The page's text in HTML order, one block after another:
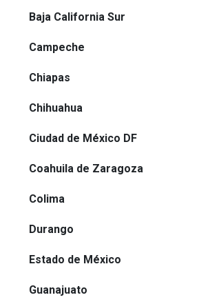
Baja California Sur
Campeche
Chiapas
Chihuahua
Ciudad de México DF
Coahuila de Zaragoza
Colima
Durango
Estado de México
Guanajuato